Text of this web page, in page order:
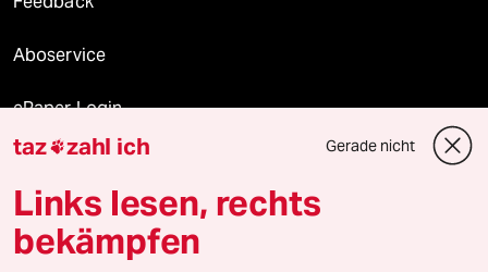
Aboservice
ePaper Login
Downloads für Abonnierende
© 2026 taz Verlags und Vertriebs GmbH
taz zahl ich Gerade nicht
Links lesen, rechts
bekämpfen